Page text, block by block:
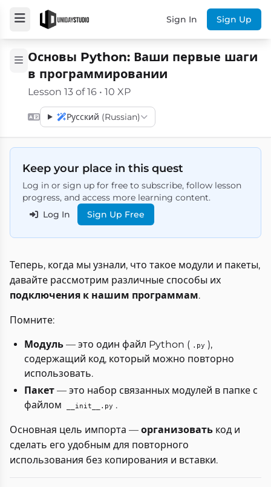
Sign In Sign Up
Основы Python: Ваши первые шаги
в программировании
Lesson 13 of 16 • 10 XP
Русский (Russian)
Keep your place in this quest
Log in or sign up for free to subscribe, follow lesson
progress, and access more learning content.
Log In
Sign Up Free
Теперь, когда мы узнали, что такое модули и пакеты,
давайте рассмотрим различные способы их
подключения к нашим программам.
Помните:
Модуль — это один файл Python ( .py ),
содержащий код, который можно повторно
использовать.
Пакет — это набор связанных модулей в папке с
файлом
__init__.py .
Основная цель импорта — организовать код и
сделать его удобным для повторного
использования без копирования и вставки.